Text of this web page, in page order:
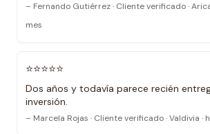
– Fernando Gutiérrez · Cliente verificado · Arica
mes
⭐⭐⭐⭐⭐
Dos años y todavía parece recién
inversión.
– Marcela Rojas · Cliente verificado · Valdivia ·